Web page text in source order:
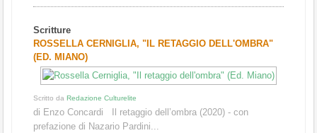
Scritture
ROSSELLA CERNIGLIA, "IL RETAGGIO DELL'OMBRA"
(ED. MIANO)
Scritto da Redazione Culturelite
di Enzo Concardi Il retaggio dell’ombra (2020) - con
prefazione di Nazario Pardini...